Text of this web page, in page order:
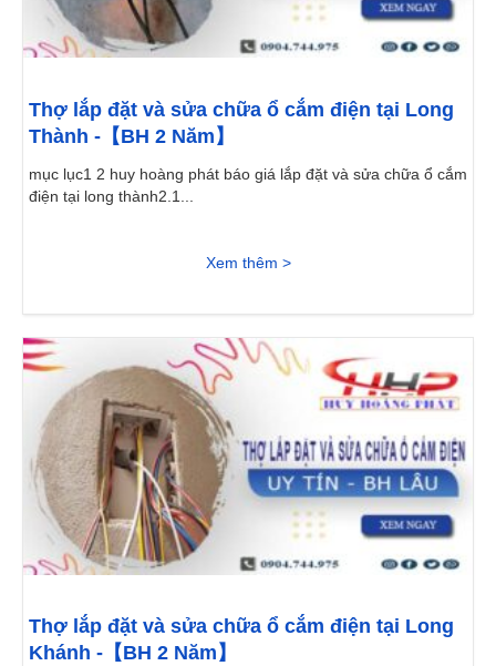
Thợ lắp đặt và sửa chữa ổ cắm điện tại Long
Thành -【BH 2 Năm】
mục lục1 2 huy hoàng phát báo giá lắp đặt và sửa chữa ổ cắm
điện tại long thành2.1...
Xem thêm >
Thợ lắp đặt và sửa chữa ổ cắm điện tại Long
Khánh -【BH 2 Năm】